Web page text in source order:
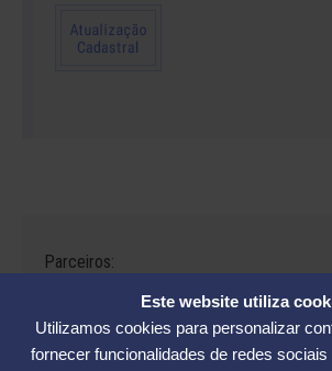
Este website utiliza
Utilizamos cookies para personalizar
fornecer funcionalidades de redes
Parceiros: